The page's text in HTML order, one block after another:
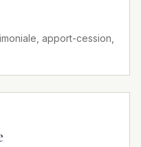
apport-cession,